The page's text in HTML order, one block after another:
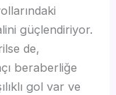
güçlendiriyor.
de,
beraberliğe
gol var ve